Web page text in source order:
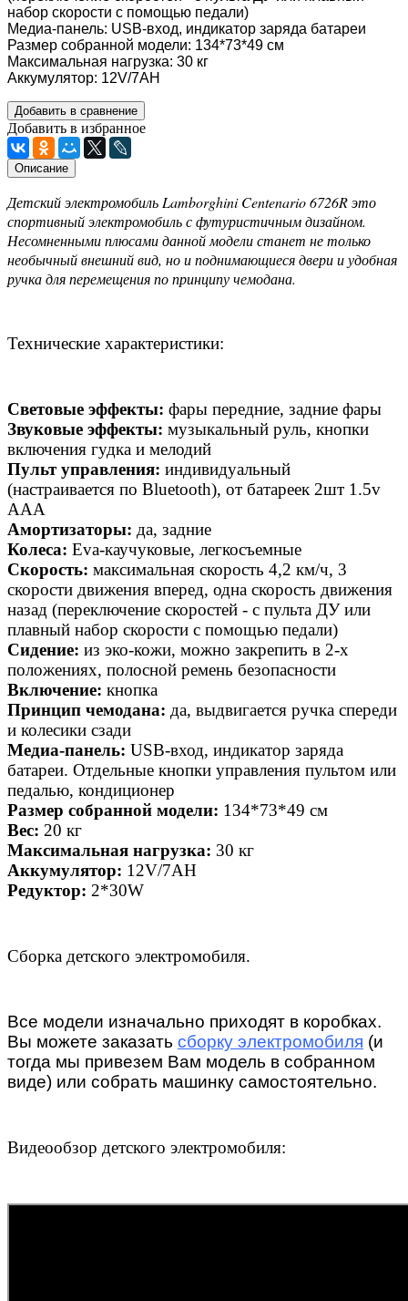
набор скорости с помощью педали)
Медиа-панель: USB-вход, индикатор заряда батареи
Размер собранной модели: 134*73*49 см
Максимальная нагрузка: 30 кг
Аккумулятор: 12V/7АН
Добавить в сравнение
Добавить в избранное
Описание
Детский электромобиль Lamborghini Centenario 6726R это
спортивный электромобиль с футуристичным дизайном.
Несомненными плюсами данной модели станет не только
необычный внешний вид, но и поднимающиеся двери и удобная
ручка для перемещения по принципу чемодана.
Технические характеристики:
Световые эффекты: фары передние, задние фары
Звуковые эффекты: музыкальный руль, кнопки
включения гудка и мелодий
Пульт управления: индивидуальный
(настраивается по Bluetooth), от батареек 2шт 1.5v
AAA
Амортизаторы: да, задние
Колеса: Eva-каучуковые, легкосъемные
Скорость: максимальная скорость 4,2 км/ч, 3
скорости движения вперед, одна скорость движения
назад (переключение скоростей - с пульта ДУ или
плавный набор скорости с помощью педали)
Сидение: из эко-кожи, можно закрепить в 2-х
положениях, полосной ремень безопасности
Включение: кнопка
Принцип чемодана: да, выдвигается ручка спереди
и колесики сзади
Медиа-панель: USB-вход, индикатор заряда
батареи. Отдельные кнопки управления пультом или
педалью, кондиционер
Размер собранной модели: 134*73*49 см
Вес: 20 кг
Максимальная нагрузка: 30 кг
Аккумулятор: 12V/7АН
Редуктор: 2*30W
Сборка детского электромобиля.
Все модели изначально приходят в коробках.
Вы можете заказать сборку электромобиля (и
тогда мы привезем Вам модель в собранном
виде) или собрать машинку самостоятельно.
Видеообзор детского электромобиля: